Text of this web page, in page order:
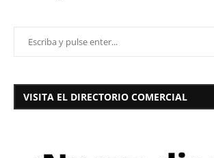
VISITA EL DIRECTORIO COMERCIAL